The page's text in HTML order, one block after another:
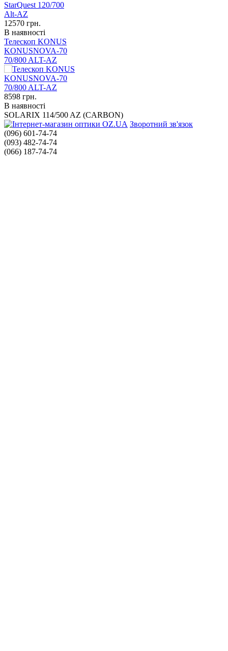
12570 грн.
В наявності
Телескоп KONUS
KONUSNOVA-70
70/800 ALT-AZ
8598 грн.
В наявності
SOLARIX 114/500 AZ (CARBON)
Зворотний зв'язок
(096) 601-74-74
(093) 482-74-74
(066) 187-74-74